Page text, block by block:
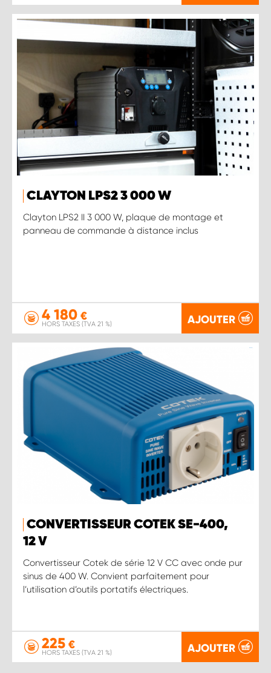
CLAYTON LPS2 3 000 W
Clayton LPS2 II 3 000 W, plaque de montage et
panneau de commande à distance inclus
4 180 €
HORS TAXES (TVA 21 %) AJOUTER
CONVERTISSEUR COTEK SE-400,
12 V
Convertisseur Cotek de série 12 V CC avec onde pur
sinus de 400 W. Convient parfaitement pour
l’utilisation d’outils portatifs électriques.
225 €
HORS TAXES (TVA 21 %) AJOUTER